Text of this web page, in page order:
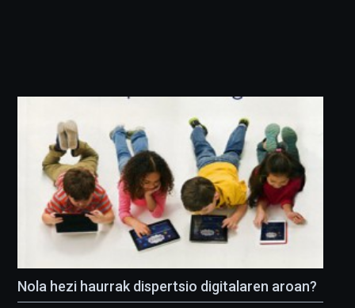
Nola hezi haurrak dispertsio digitalaren aroan?